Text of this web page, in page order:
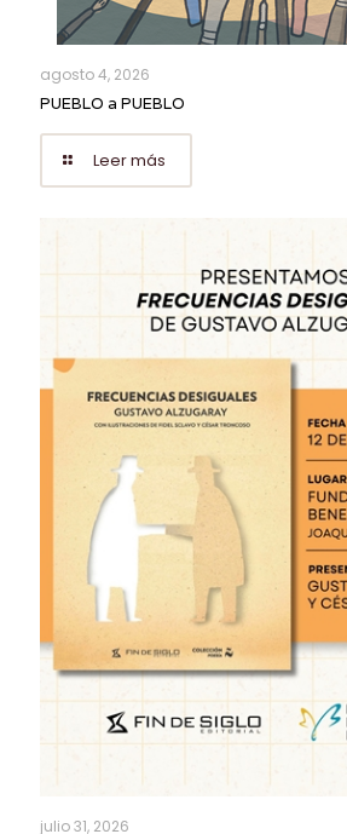
agosto 4, 2026
PUEBLO a PUEBLO
Leer más
julio 31, 2026